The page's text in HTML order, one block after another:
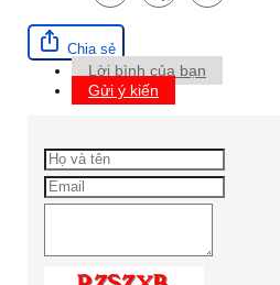
Chia sẻ
Lời bình của bạn
Gửi ý kiến